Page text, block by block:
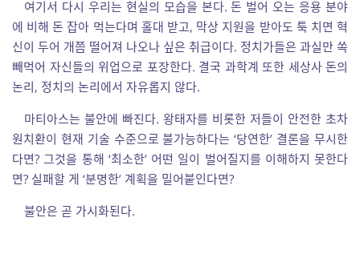
여기서 다시 우리는 현실의 모습을 본다. 돈 벌어 오는 응용 분야
에 비해 돈 잡아 먹는다며 홀대 받고, 막상 지원을 받아도 툭 치면 혁
신이 두어 개쯤 떨어져 나오나 싶은 취급이다. 정치가들은 과실만 쏙
빼먹어 자신들의 위업으로 포장한다. 결국 과학계 또한 세상사 돈의
논리, 정치의 논리에서 자유롭지 않다.
마티아스는 불안에 빠진다. 왕태자를 비롯한 저들이 안전한 초차
원치환이 현재 기술 수준으로 불가능하다는 ‘당연한’ 결론을 무시한
다면? 그것을 통해 ‘최소한’ 어떤 일이 벌어질지를 이해하지 못한다
면? 실패할 게 ‘분명한’ 계획을 밀어붙인다면?
불안은 곧 가시화된다.